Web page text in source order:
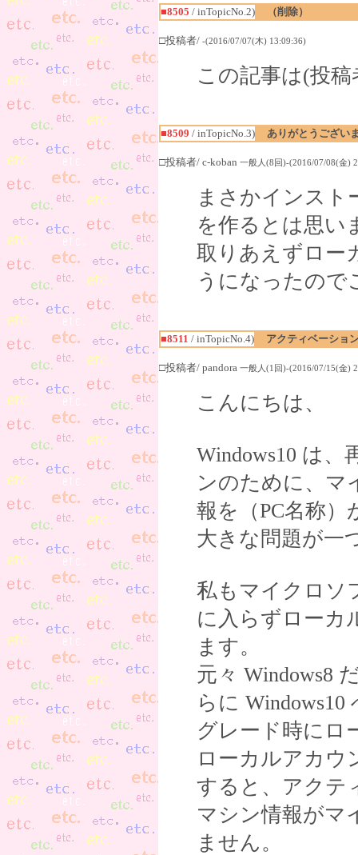
■8505 / inTopicNo.2) （削除）
□投稿者/ -(2016/07/07(木) 13:09:36)
この記事は(投
■8509 / inTopicNo.3) ありがとうござい
□投稿者/ c-koban 一般人(8回)-(2016/07/08(金)
まさかインスト
を作るとは思い
取りあえずロー
うになったので
■8511 / inTopicNo.4) アクティベーショ
□投稿者/ pandora 一般人(1回)-(2016/07/15(金)
こんにちは、
Windows10 は
ンのために、マ
報を（PC名称
大きな問題が一
私もマイクロソ
に入らずローカ
ます。
元々 Windows8
らに
グレード時にロ
ローカルアカウ
すると、アクテ
マシン情報がマ
ません。